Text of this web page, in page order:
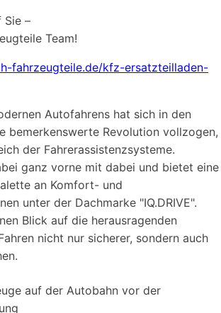
Sie –
Team!
fahrzeugteile.de/kfz-ersatzteilladen-
Autofahrens hat sich in den
bemerkenswerte Revolution vollzogen,
der Fahrerassistenzsysteme.
ganz vorne mit dabei und bietet eine
an Komfort- und
unter der Dachmarke "IQ.DRIVE".
Blick auf die herausragenden
nicht nur sicherer, sondern auch